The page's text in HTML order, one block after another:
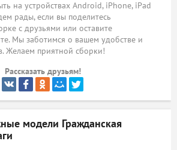
на устройствах Android, iPhone, iPad
рады, если вы поделитесь
с друзьями или оставите
Мы заботимся о вашем удобстве и
Желаем приятной сборки!
Рассказать друзьям!
модели Гражданская